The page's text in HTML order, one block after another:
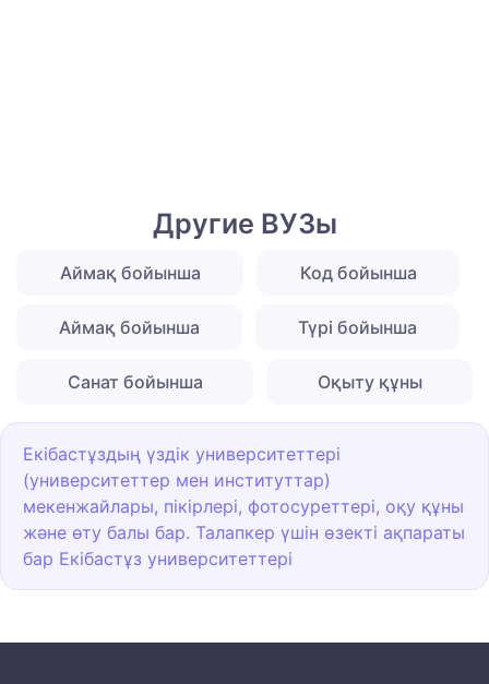
Другие ВУЗы
Аймақ бойынша Код бойынша
Аймақ бойынша Түрі бойынша
Санат бойынша Оқыту құны
Екібастұздың үздік университеттері
(университеттер мен институттар)
мекенжайлары, пікірлері, фотосуреттері, оқу құны
және өту балы бар. Талапкер үшін өзекті ақпараты
бар Екібастұз университеттері